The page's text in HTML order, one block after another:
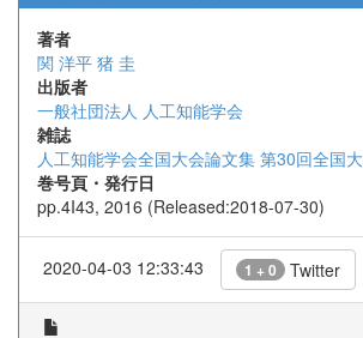
著者
関 洋平 猪 圭
出版者
一般社団法人 人工知能学会
雑誌
人工知能学会全国大会論文集 第30回全国
巻号頁・発行日
pp.4I43, 2016 (Released:2018-07-30)
2020-04-03 12:33:43 1 + 0 Twitter